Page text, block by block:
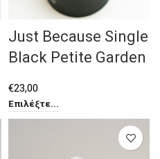
Just Because Single
Black Petite Garden
€23,00
Επιλέξτε...